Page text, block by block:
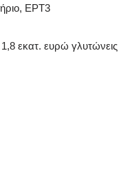
ΕΡΤ3
εκατ. ευρώ γλυτώνεις